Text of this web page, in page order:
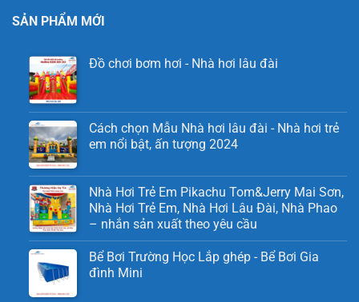
SẢN PHẨM MỚI
Đồ chơi bơm hơi - Nhà hơi lâu đài
Cách chọn Mẫu Nhà hơi lâu đài - Nhà hơi trẻ
em nổi bật, ấn tượng 2024
Nhà Hơi Trẻ Em Pikachu Tom&Jerry Mai Sơn,
Nhà Hơi Trẻ Em, Nhà Hơi Lâu Đài, Nhà Phao
– nhắn sản xuất theo yêu cầu
Bể Bơi Trường Học Lắp ghép - Bể Bơi Gia
đình Mini